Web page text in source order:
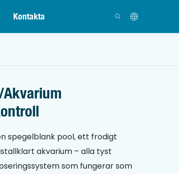
Kontakta
spegelblank pool, ett frodigt
akvarium – alla tyst
som fungerar som